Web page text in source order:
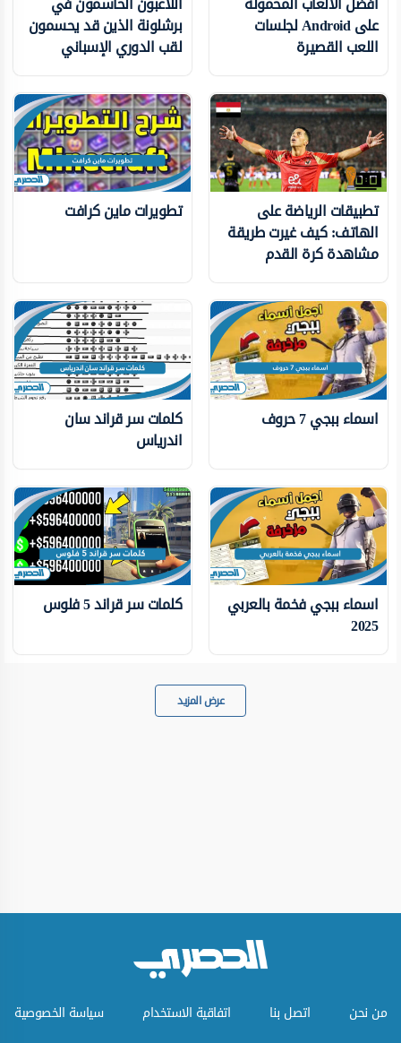
على Android لجلسات
اللعب القصيرة
برشلونة الذين قد يحسمون
لقب الدوري الإسباني
تطبيقات الرياضة على
الهاتف: كيف غيرت طريقة
مشاهدة كرة القدم
تطويرات ماين كرافت
اسماء ببجي 7 حروف كلمات سر قراند سان
اندرياس
اسماء ببجي فخمة بالعربي
2025
كلمات سر قراند 5 فلوس
عرض المزيد
من نحن اتصل بنا اتفاقية الاستخدام سياسة الخصوصية